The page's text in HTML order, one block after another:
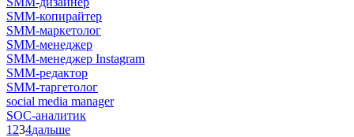
SMM-копирайтер
SMM-маркетолог
SMM-менеджер
SMM-менеджер Instagram
SMM-редактор
SMM-таргетолог
social media manager
SOC-аналитик
1 234дальше